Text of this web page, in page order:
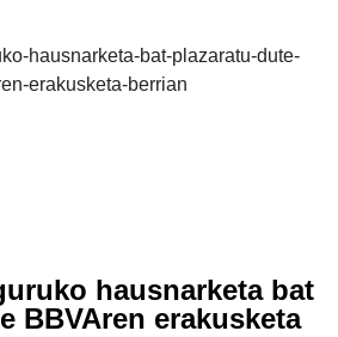
hausnarketa bat
BBVAren erakusketa